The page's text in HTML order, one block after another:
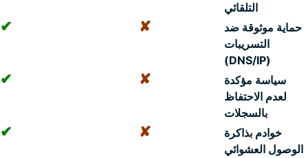
التلقائي
حماية موثوقة ضد
التسريبات
(DNS/IP)
✘
✔
سياسة مؤكدة
لعدم الاحتفاظ
بالسجلات
✘
✔
خوادم بذاكرة
الوصول العشوائي
✘
✔